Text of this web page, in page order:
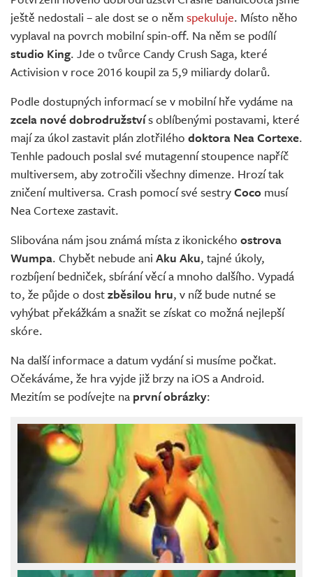
Živě
ještě nedostali – ale dost se o něm spekuluje. Místo něho
vyplaval na povrch mobilní spin-off. Na něm se podílí
studio King. Jde o tvůrce Candy Crush Saga, které
Activision v roce 2016 koupil za 5,9 miliardy dolarů.
Podle dostupných informací se v mobilní hře vydáme na
zcela nové dobrodružstvís oblíbenými postavami, které
mají za úkol zastavit plán zlotřilého doktora Nea Cortexe.
Tenhle padouch poslal své mutagenní stoupence napříč
multiversem, aby zotročili všechny dimenze. Hrozí tak
zničení multiversa. Crash pomocí své sestryCoco musí
Nea Cortexe zastavit.
Slibována nám jsou známá místa z ikonického ostrova
Wumpa. Chybět nebude ani Aku Aku, tajné úkoly,
rozbíjení bedniček, sbírání věcí a mnoho dalšího. Vypadá
to, že půjde o dostzběsilou hru, v níž bude nutné se
vyhýbat překážkám a snažit se získat co možná nejlepší
skóre.
Na další informace a datum vydání si musíme počkat.
Očekáváme, že hra vyjde již brzy na iOS a Android.
Mezitím se podívejte na první obrázky: